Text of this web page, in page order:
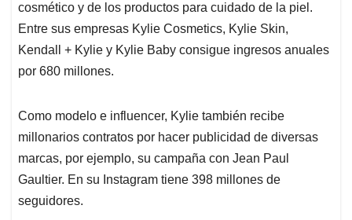
cosmético y de los productos para cuidado de la piel.
Entre sus empresas Kylie Cosmetics, Kylie Skin,
Kendall + Kylie y Kylie Baby consigue ingresos anuales
por 680 millones.
Como modelo e influencer, Kylie también recibe
millonarios contratos por hacer publicidad de diversas
marcas, por ejemplo, su campaña con Jean Paul
Gaultier. En su Instagram tiene 398 millones de
seguidores.